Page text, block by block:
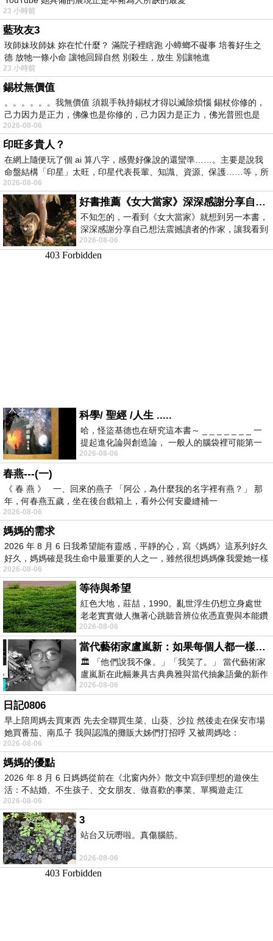
23 小時前
藍玫友3
玫師妹玫師妹 妳在忙什麼？ 滿院子裡瞎跑 小蟑螂不礙事 培養好生之
德 放牠一條小命 讓牠回歸自然 別殺生，放生 別讓牠進
23 小時前
錫杖無價值
。。。。。。我無價值 須親手執持錫杖才得以滅除煩惱 錫杖你修的，
己力因力是正力，佛像也是你修的，己力因力是正力，佛光普照也是
2026-08-06
印旺多貴人？
在網上隨便玩了個 ai 算八字，感覺好像說的還蠻準……。主要是說我
命盤結構「印星」太旺，印星代表長輩、知識、資源、保護……等，所
2026-08-06
好書推薦《女大當家》深深感謝分享自己想法震撼讀者的作家，讓我看到不同樣貌的家庭！
不知怎的，一看到《女大當家》就想到另一本書，
深深感謝分享自己想法震撼讀者的作家，讓我看到
不同樣貌的家庭！ 《女大
2026-08-06
科學/ 聖經 /人生 .....
哈，怪盜基德也在研究這本書～ _ _ _ _ _ _ _ 一
提起進化論與創造論， 一般人的腦袋裡可能第一
時間就有「 進化論很科
2026-08-06
春燕---(一)
《 春 燕 》 一、回來的燕子 「阿公，為什麼我的名字裡有燕？」 那
年，何春燕五歲，坐在後台戲箱上，看外公何安慶縫補一
2026-08-06
媽媽的需求
2026 年 8 月 6 日我希望能有靈感，平靜的心，寫《媽媽》這系列好久
好久，媽媽確是我生命中最重要的人之一，雖然很想媽媽像我愛她一樣
2026-08-06
等待與希望
紅色大地，莊喆，1990。亂世浮生仍想立身處世
老老實實做人撫著心跳聽音辨位依憑直覺與本能鑽
向裂隙的亮處探索另一個心聲另一個共鳴的
2026-08-06
當代藝術家盧嵐新：如果每個人都一樣，這世界該有多無聊？
🏛️ 「他們說我不像。」「我笑了。」 當代藝術家
盧嵐新在此幅兼具古典典雅與當代抽象語彙的新作
中，以沈靜的藍色空間為背景，描繪了
2026-08-06
日記0806
早上陪周媽去買東西 先去全聯買生菜、山葵、沙拉 然後走在保安市場
她買番茄、南瓜子 我與認識的攤販大姊們打招呼 又被周媽唸：
2026-08-06
媽媽的優點
2026 年 8 月 6 日媽媽從前在《北窗內外》散文中寫到理想的遊俠生
活：不結婚、不生孩子、交女朋友、做喜歡的事業、單獨遊走江
湖⋯⋯，
2026-08-06
3
站台又玩嘢啦。真傷腦筋。
2026-08-06